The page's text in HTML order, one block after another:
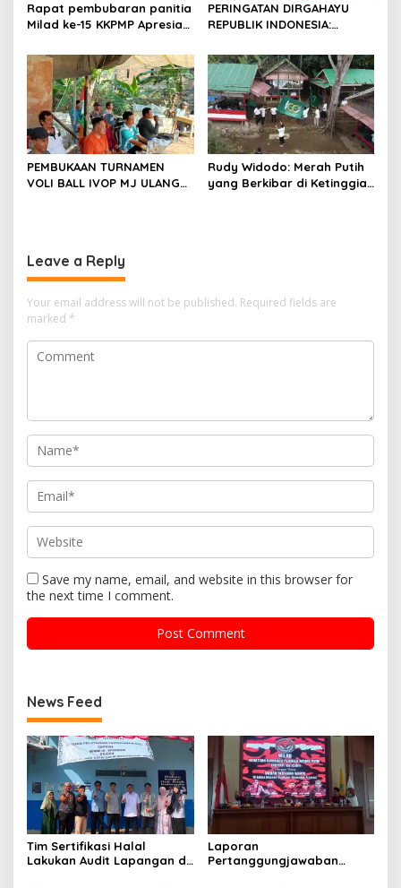
Rapat pembubaran panitia
Milad ke-15 KKPMP Apresiasi
Ajak Perkuat Solidaritas
Organisasi bertempat
Kubang Laban Jombang
Cilegon Rm Sate Bebek
Nong ViNY.
PERINGATAN DIRGAHAYU
REPUBLIK INDONESIA:
PASULUHAN SIAP
MERIAHKAN HUT KE-81
PEMBUKAAN TURNAMEN
VOLI BALL IVOP MJ ULANG
Rudy Widodo: Merah Putih
yang Berkibar di Ketinggian
Leave a Reply
Your email address will not be published. Required fields are
marked *
Save my name, email, and website in this browser for
the next time I comment.
News Feed
Tim Sertifikasi Halal
Lakukan Audit Lapangan di
Laporan
Pertanggungjawaban